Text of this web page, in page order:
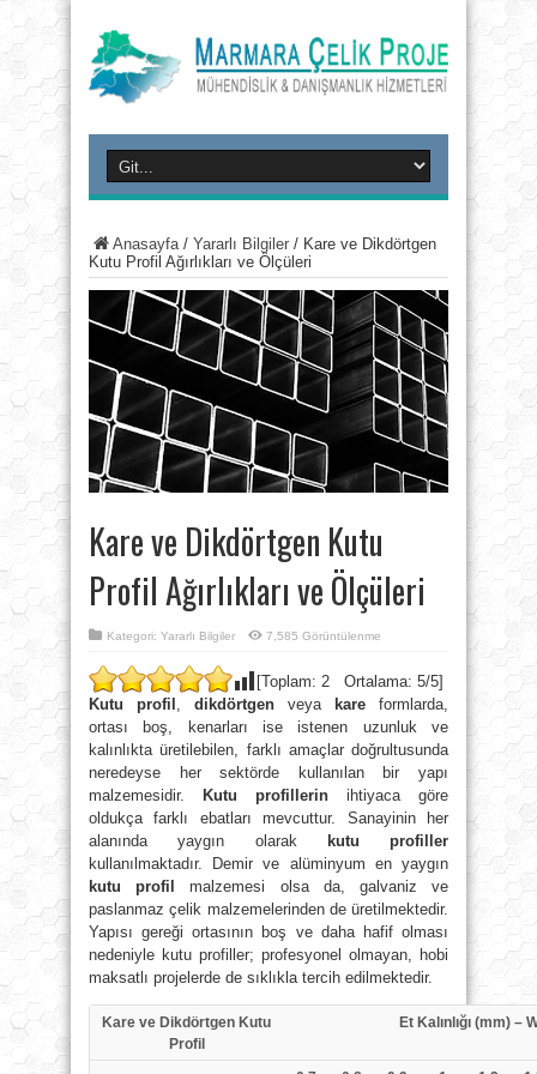
Anasayfa/ Yararlı Bilgiler / Kare ve Dikdörtgen
Kutu Profil Ağırlıkları ve Ölçüleri
Kare ve Dikdörtgen Kutu
Profil Ağırlıkları ve Ölçüleri
Kategori: Yararlı Bilgiler 7,585 Görüntülenme
[Toplam: 2 Ortalama: 5/5]
Kutu profil , dikdörtgen veya kare formlarda,
ortası boş, kenarları ise istenen uzunluk ve
kalınlıkta üretilebilen, farklı amaçlar doğrultusunda
neredeyse her sektörde kullanılan bir yapı
malzemesidir.
Kutu profillerin ihtiyaca göre
oldukça farklı ebatları mevcuttur. Sanayinin her
alanında yaygın olarak
kutu profiller
kullanılmaktadır. Demir ve alüminyum en yaygın
kutu profil
malzemesi olsa da, galvaniz ve
paslanmaz çelik malzemelerinden de üretilmektedir.
Yapısı gereği ortasının boş ve daha hafif olması
nedeniyle kutu profiller; profesyonel olmayan, hobi
maksatlı projelerde de sıklıkla tercih edilmektedir.
Kare ve Dikdörtgen Kutu
Profil
Et Kalınlığı (mm) –